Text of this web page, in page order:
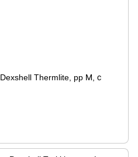
Thermlite, pp М, с